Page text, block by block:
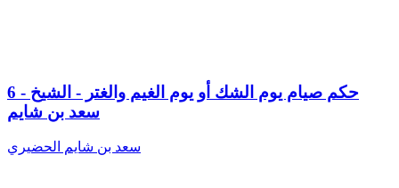
6 - حكم صيام يوم الشك أو يوم الغيم والغتر - الشيخ
سعد بن شايم
سعد بن شايم الحضيري